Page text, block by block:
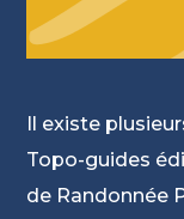
Il existe
Topo-guides
de Randonnée